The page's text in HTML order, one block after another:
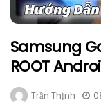
Samsung
ROOT
Trần Thịnh